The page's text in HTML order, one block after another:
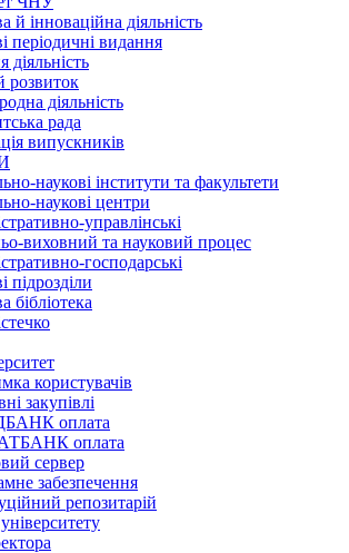
й інноваційна діяльність
періодичні видання
діяльність
розвиток
діяльність
рада
випускників
наукові інститути та факультети
наукові центри
управлінські
виховний та науковий процес
господарські
підрозділи
бібліотека
користувачів
закупівлі
оплата
оплата
сервер
забезпечення
репозитарій